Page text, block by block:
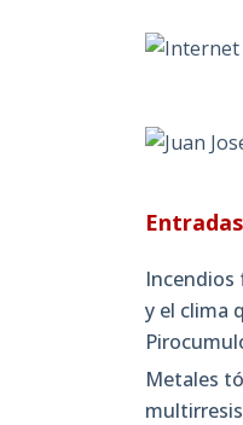
Incendios
y el clima
Metales